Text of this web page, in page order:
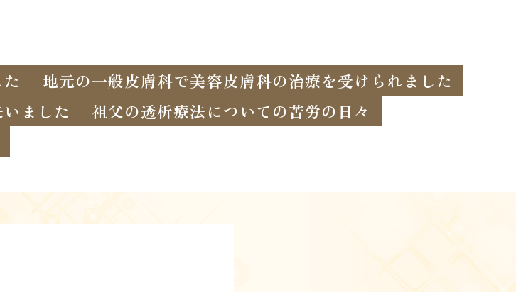
地元の一般皮膚科で美容皮膚科の治療を受けられました
ました
祖父の透析療法についての苦労の日々